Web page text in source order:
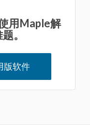
用Maple解
。
版软件